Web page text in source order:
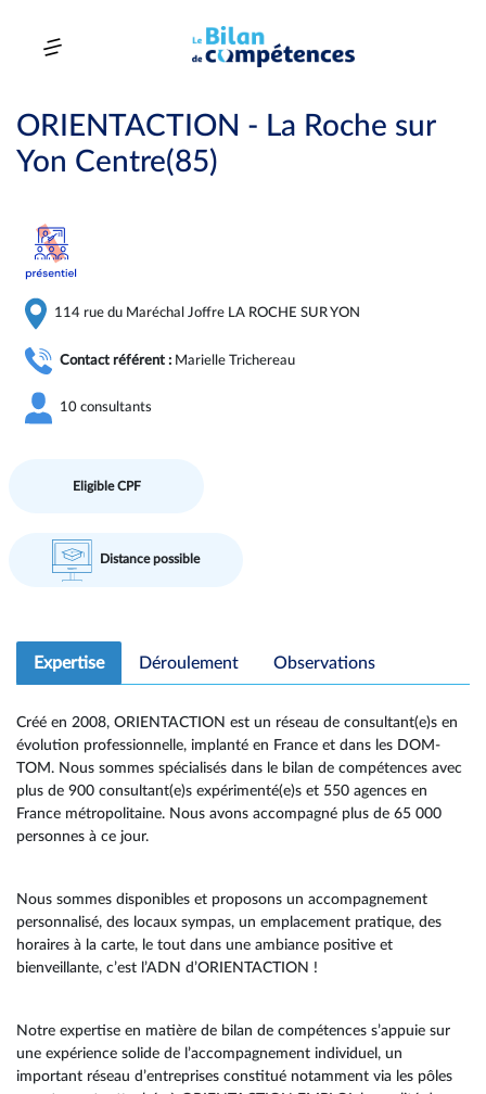
ORIENTACTION - La Roche sur
Yon Centre(85)
114 rue du Maréchal Joffre LA ROCHE SUR YON
Contact référent : Marielle Trichereau
10 consultants
Eligible CPF
Distance possible
Expertise Déroulement Observations
Créé en 2008, ORIENTACTION est un réseau de consultant(e)s en
évolution professionnelle, implanté en France et dans les DOM-
TOM. Nous sommes spécialisés dans le bilan de compétences avec
plus de 900 consultant(e)s expérimenté(e)s et 550 agences en
France métropolitaine. Nous avons accompagné plus de 65 000
personnes à ce jour.
Nous sommes disponibles et proposons un accompagnement
personnalisé, des locaux sympas, un emplacement pratique, des
horaires à la carte, le tout dans une ambiance positive et
bienveillante, c’est l’ADN d’ORIENTACTION !
Notre expertise en matière de bilan de compétences s’appuie sur
une expérience solide de l’accompagnement individuel, un
important réseau d’entreprises constitué notamment via les pôles